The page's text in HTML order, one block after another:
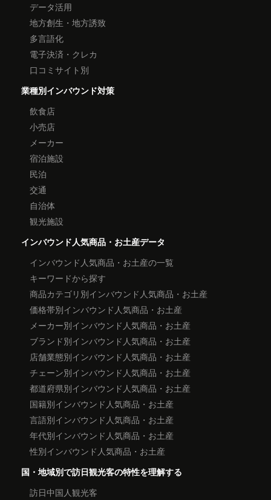
データ活用
地方創生・地方誘致
多言語化
電子決済・クレカ
口コミサイト別
業種別インバウンド対策
飲食店
小売店
メーカー
宿泊施設
民泊
交通
自治体
観光施設
インバウンド人気商品・お土産データ
インバウンド人気商品・お土産の一覧
キーワードから探す
商品カテゴリ別インバウンド人気商品・お土産
価格帯別インバウンド人気商品・お土産
メーカー別インバウンド人気商品・お土産
ブランド別インバウンド人気商品・お土産
店舗業態別インバウンド人気商品・お土産
チェーン別インバウンド人気商品・お土産
都道府県別インバウンド人気商品・お土産
国籍別インバウンド人気商品・お土産
言語別インバウンド人気商品・お土産
年代別インバウンド人気商品・お土産
性別インバウンド人気商品・お土産
国・地域別で訪日観光客の特性を理解する
訪日中国人観光客